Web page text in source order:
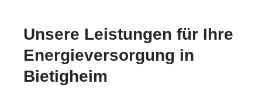
Unsere Leistungen für Ihre
Energieversorgung in
Bietigheim